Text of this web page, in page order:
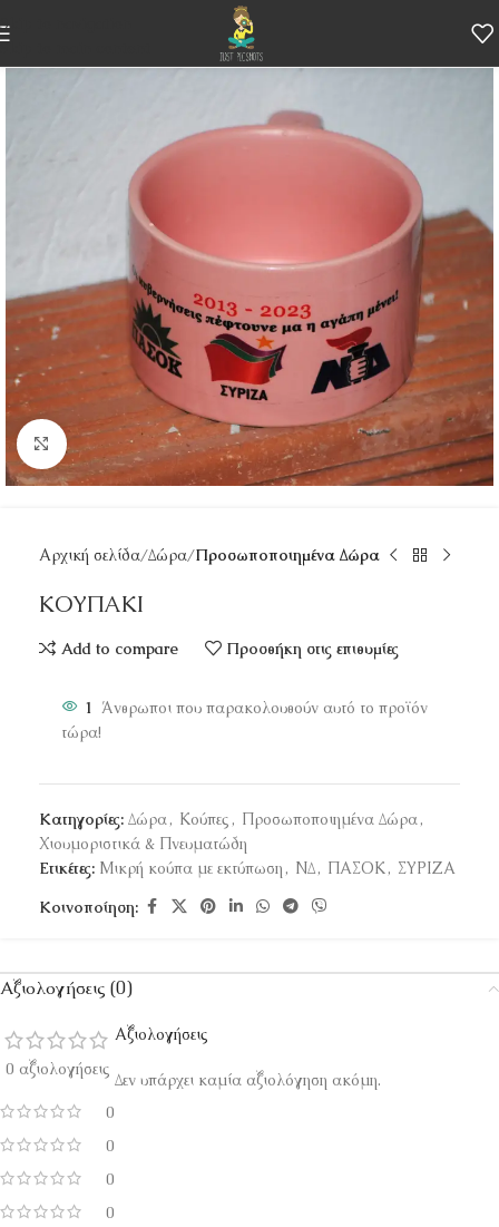
Skip to navigation
Skip to main content
Κάντε κλικ για μεγέθυνση
Αρχική σελίδα Δώρα Προσωποποιημένα Δώρα
ΚΟΥΠΑΚΙ
Add to compare Προσθήκη στις επιθυμίες
1 Άνθρωποι που παρακολουθούν αυτό το προϊόν
τώρα!
Κατηγορίες: Δώρα, Κούπες , Προσωποποιημένα Δώρα,
Χιουμοριστικά & Πνευματώδη
Ετικέτες: Μικρή κούπα με εκτύπωση , ΝΔ, ΠΑΣΟΚ, ΣΥΡΙΖΑ
Κοινοποίηση:
Αξιολογήσεις (0)
0 αξιολογήσεις
0
0
0
0
Αξιολογήσεις
Δεν υπάρχει καμία αξιολόγηση ακόμη.